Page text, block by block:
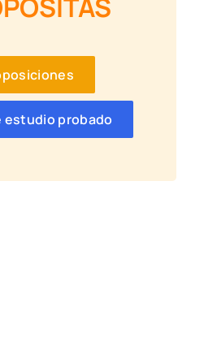
estudio probado